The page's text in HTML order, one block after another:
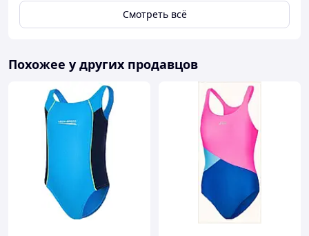
Смотреть всё
Похожее у других продавцов